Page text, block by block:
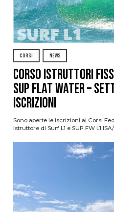
CORSI NEWS
CORSO ISTRUTTORI
SUP Flat Water –
ISCRIZIONI
Sono aperte le iscrizioni ai Corsi
istruttore di Surf L1 e SUP FW L1